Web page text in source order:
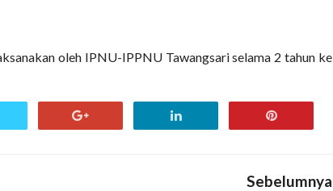
oleh IPNU-IPPNU Tawangsari selama 2 tahun ke
Sebelumnya